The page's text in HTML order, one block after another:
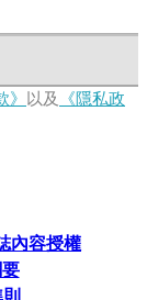
》 以及 《隱私政
內容授權